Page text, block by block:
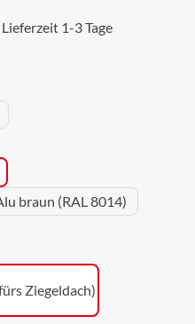
1-3 Tage
braun (RAL 8014)
Ziegeldach)